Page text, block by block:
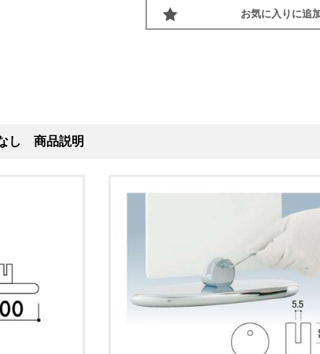
お気に入りに追
し 商品説明